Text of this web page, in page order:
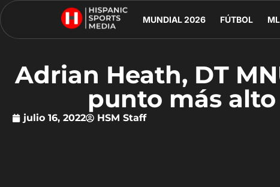
MUNDIAL 2026 FÚTBOL
Adrian Heath, DT
punto más
julio 16, 2022 HSM Staff